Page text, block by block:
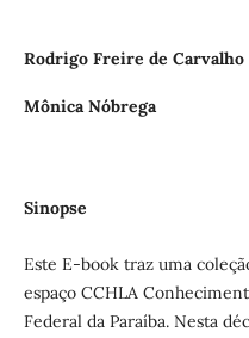
Rodrigo Freire de Carvalho
Mônica Nóbrega
Sinopse
Este E-book traz uma
espaço CCHLA
Federal da Paraíba. Nesta